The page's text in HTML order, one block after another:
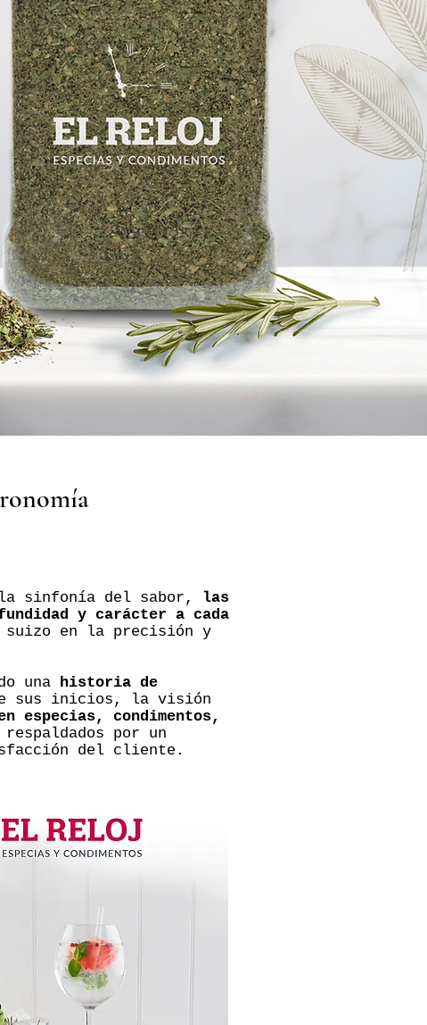
la sinfonía del sabor, las
y carácter a cada
suizo en la precisión y
una historia de
sus inicios, la visión
especias, condimentos,
por un
del cliente.